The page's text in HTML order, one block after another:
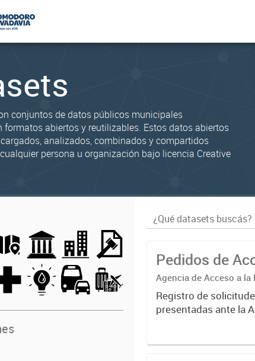
conjuntos de datos públicos municipales
formatos abiertos y reutilizables. Estos datos abiertos
analizados, combinados y compartidos
persona u organización bajo licencia Creative
Pedidos de
Agencia de Acceso a
Registro de
presentadas ante la